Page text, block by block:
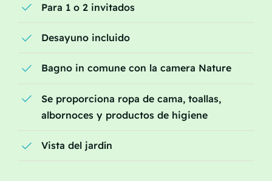
Para 1 o 2 invitados
Desayuno incluido
Bagno in comune con la camera Nature
Se proporciona ropa de cama, toallas,
albornoces y productos de higiene
Vista del jardín